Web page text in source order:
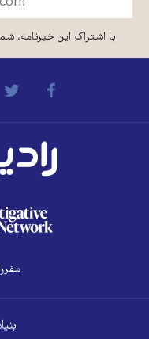
با اشتراک این خبرنامه،